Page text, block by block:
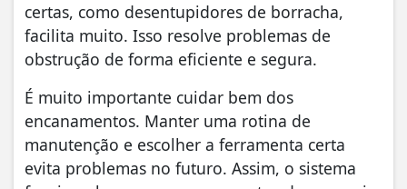
certas, como desentupidores de borracha,
facilita muito. Isso resolve problemas de
obstrução de forma eficiente e segura.
É muito importante cuidar bem dos
encanamentos. Manter uma rotina de
manutenção e escolher a ferramenta certa
evita problemas no futuro. Assim, o sistema